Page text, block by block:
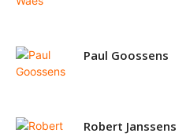
Paul Goossens
Robert Janssens